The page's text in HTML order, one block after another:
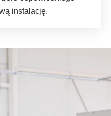
instalację.